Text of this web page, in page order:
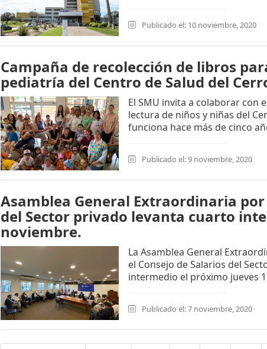
Publicado el: 10 noviembre, 2020
Campaña de recolección de libros
pediatría del Centro de Salud del
El SMU invita a colaborar con
lectura de niños y niñas del
funciona hace más de cinco
Publicado el: 9 noviembre, 2020
Asamblea General Extraordinaria por
del Sector privado levanta cuarto
noviembre.
La Asamblea General
el Consejo de Salarios del
intermedio el próximo jueves
Publicado el: 7 noviembre, 2020